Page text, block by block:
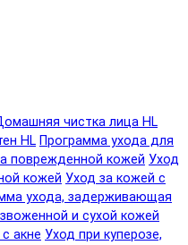
чистка лица HL
HL Программа ухода для
поврежденной кожей Уход
кожей Уход за кожей с
ухода, задерживающая
и сухой кожей
акне Уход при куперозе,